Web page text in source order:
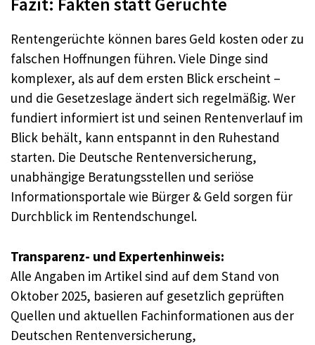
Fazit: Fakten statt Gerüchte
Rentengerüchte können bares Geld kosten oder zu
falschen Hoffnungen führen. Viele Dinge sind
komplexer, als auf dem ersten Blick erscheint –
und die Gesetzeslage ändert sich regelmäßig. Wer
fundiert informiert ist und seinen Rentenverlauf im
Blick behält, kann entspannt in den Ruhestand
starten. Die Deutsche Rentenversicherung,
unabhängige Beratungsstellen und seriöse
Informationsportale wie Bürger & Geld sorgen für
Durchblick im Rentendschungel.
Transparenz- und Expertenhinweis:
Alle Angaben im Artikel sind auf dem Stand von
Oktober 2025, basieren auf gesetzlich geprüften
Quellen und aktuellen Fachinformationen aus der
Deutschen Rentenversicherung,